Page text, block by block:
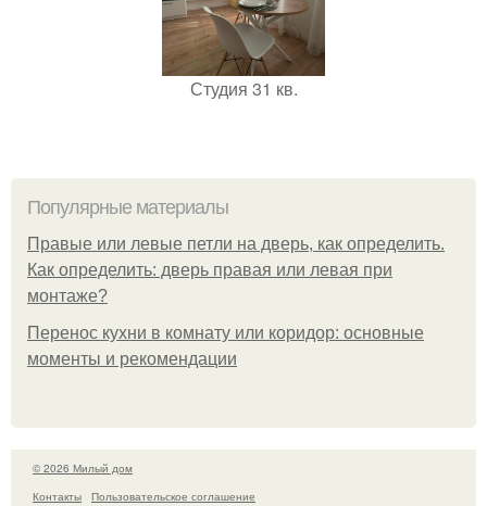
Студия 31 кв.
Популярные материалы
Правые или левые петли на дверь, как определить.
Как определить: дверь правая или левая при
монтаже?
Перенос кухни в комнату или коридор: основные
моменты и рекомендации
© 2026 Милый дом
Контакты
Пользовательское соглашение